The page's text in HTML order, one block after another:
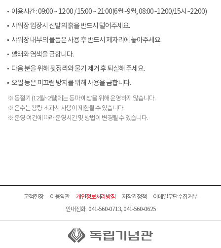
이용시간 : 09:00 ~ 12:00 / 15:00 ~ 21:00(6월~9월, 08:00~12:00/15시~22:00)
샤워장 입장시 신발의 흙을 반드시 털어주세요.
샤워장 내부의 물품은 사용 후 반드시 제자리에 놓아주세요.
빨래와 염색을 금합니다.
다음 분을 위해 뒷정리와 물기 제거 후 퇴실해 주세요.
오일 등은 미끄럼 방지를 위해 사용을 금합니다.
※ 동절기 (12월~2월)에는 동파 예방을 위해 운영하지 않습니다.
※ 온수는 용량 초과시 사용이 제한될 수 있습니다.
※ 운영 여건에 따라 운영시간 및 방법이 변경될 수 있습니다.
고객헌장 이용약관 개인정보처리방침 저작권정책
이메일무단수집거부
안내전화 041-560-0713, 041-560-0625